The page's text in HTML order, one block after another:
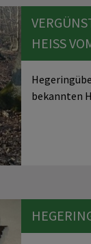
EISS
bekannten